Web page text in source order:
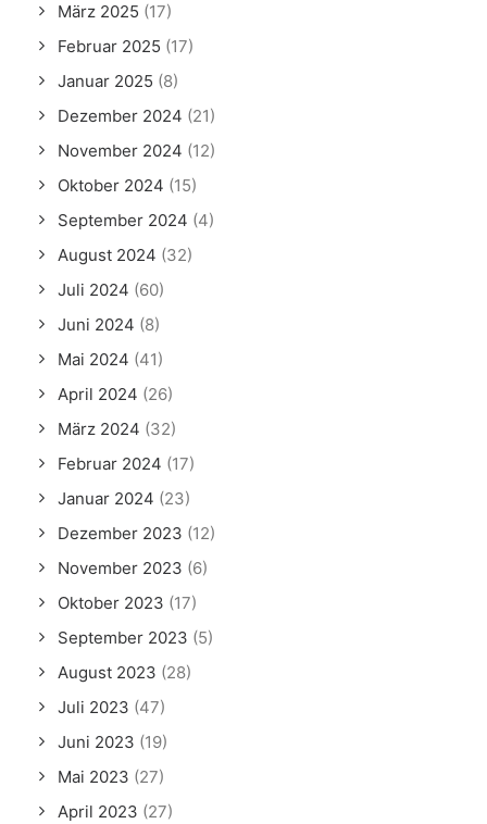
März 2025 (17)
Februar 2025 (17)
Januar 2025 (8)
Dezember 2024 (21)
November 2024 (12)
Oktober 2024 (15)
September 2024 (4)
August 2024 (32)
Juli 2024 (60)
Juni 2024 (8)
Mai 2024 (41)
April 2024 (26)
März 2024 (32)
Februar 2024 (17)
Januar 2024 (23)
Dezember 2023 (12)
November 2023 (6)
Oktober 2023 (17)
September 2023 (5)
August 2023 (28)
Juli 2023 (47)
Juni 2023 (19)
Mai 2023 (27)
April 2023 (27)